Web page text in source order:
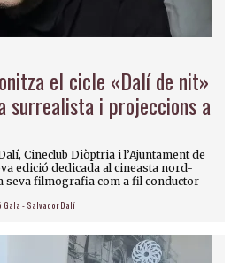
el cicle «Dalí de nit»
surrealista i projeccions a
Cineclub Diòptria i l’Ajuntament de
edició dedicada al cineasta nord-
seva filmografia com a fil conductor
Gala - Salvador Dalí